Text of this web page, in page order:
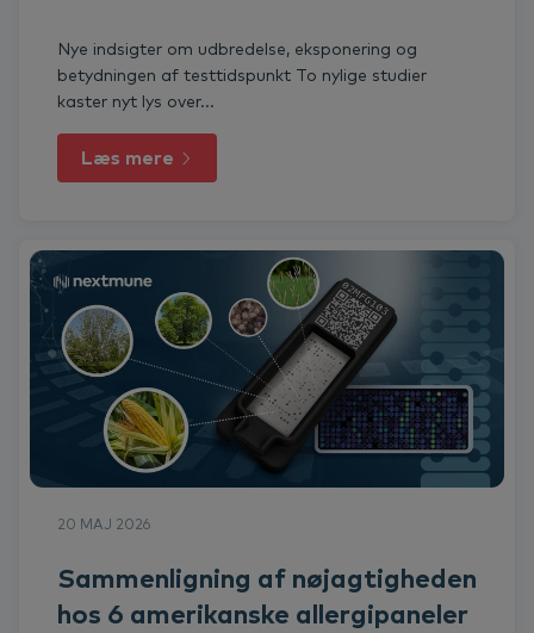
Nye indsigter om udbredelse, eksponering og
betydningen af testtidspunkt To nylige studier
kaster nyt lys over...
Læs mere
20 MAJ 2026
Sammenligning af nøjagtigheden
hos 6 amerikanske allergipaneler